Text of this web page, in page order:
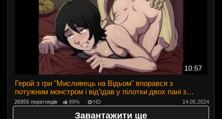
10:57
Герой з гри "Мисливець на Відьом" впорався з
потужним монстром і від'їдав у пілотки двох пані з
таверни
26955 переглядів 89% HD 14.05.2024
Завантажити ще